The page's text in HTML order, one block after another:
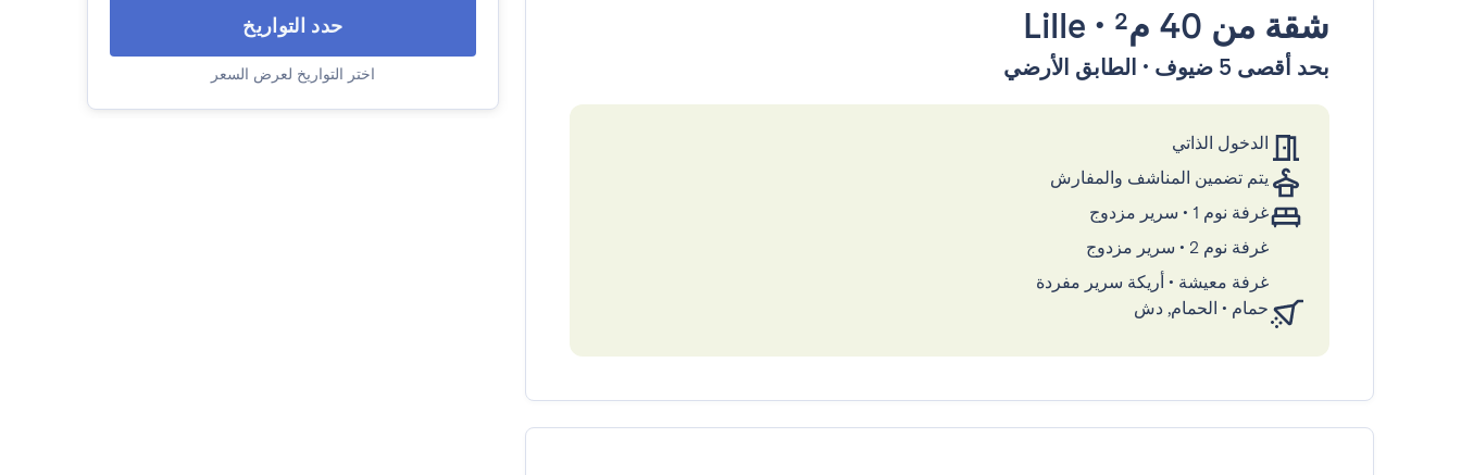
شقة من 40 م² •
Lille
بحد أقصى 5 ضيوف • الطابق الأرضي
الدخول الذاتي
يتم تضمين المناشف والمفارش
غرفة نوم 1
• سرير مزدوج
غرفة نوم 2
• سرير مزدوج
غرفة معيشة • أريكة سرير مفردة
حمام • الحمام, دش
حدد التواريخ
اختر التواريخ لعرض السعر